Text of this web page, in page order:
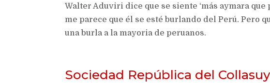
Walter Aduviri dice que se siente ‘más aymara que
me parece que él se esté burlando del Perú. Pero
una burla a la mayoria de peruanos.
Sociedad República del